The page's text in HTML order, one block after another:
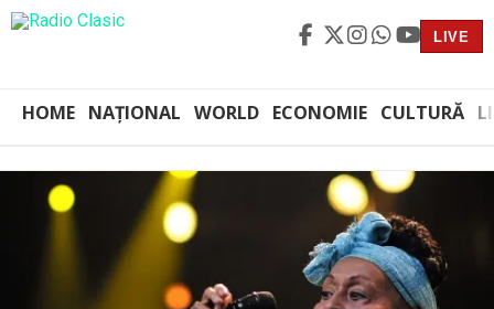
LIVE
HOME NAȚIONAL WORLD ECONOMIE CULTURĂ